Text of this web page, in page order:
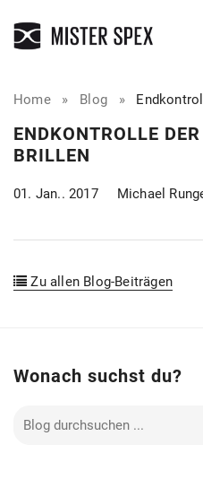
Home» Blog »
ENDKONTROLLE
BRILLEN
01. Jan.. 2017 Michael
Zu allen Blog-Beiträgen
Wonach suchst du?